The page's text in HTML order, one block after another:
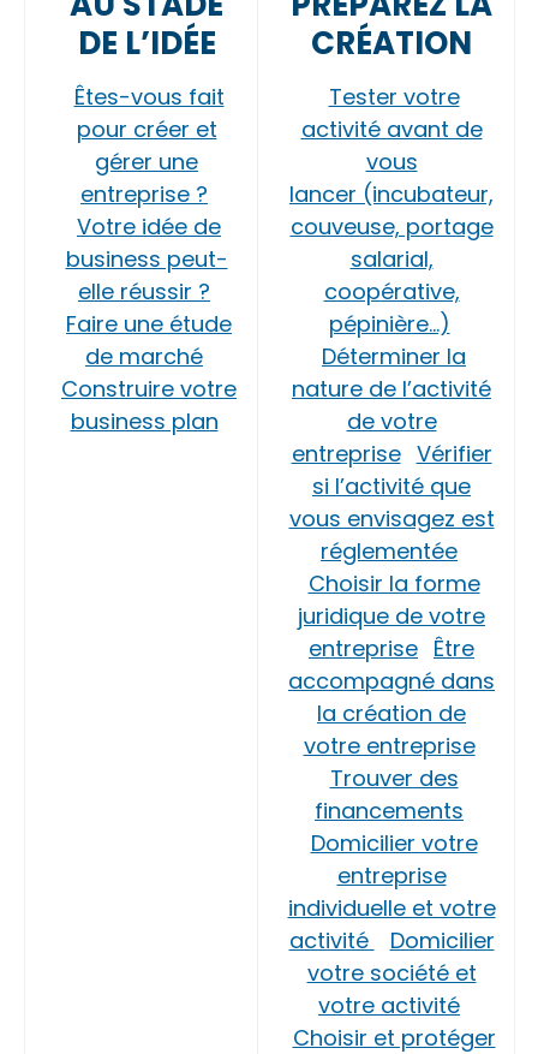
DE L’IDÉE
Êtes-vous fait
pour créer et
gérer une
entreprise ?
Votre idée de
business peut-
elle réussir ?
Faire une étude
de marché
Construire votre
business plan
CRÉATION
Tester votre
activité avant de
vous
lancer (incubateur,
couveuse, portage
salarial,
coopérative,
pépinière…)
Déterminer la
nature de l’activité
de votre
entreprise Vérifier
si l’activité que
vous envisagez est
réglementée
Choisir la forme
juridique de votre
entreprise Être
accompagné dans
la création de
votre entreprise
Trouver des
financements
Domicilier votre
entreprise
individuelle et votre
activité
Domicilier
votre société et
votre activité
Choisir et protéger